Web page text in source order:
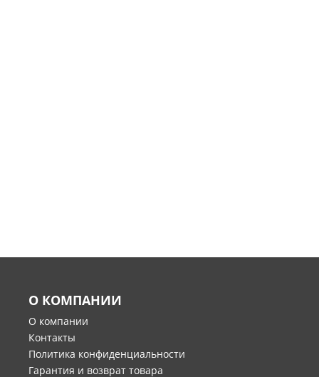
О КОМПАНИИ
О компании
Контакты
Политика конфиденциальности
Гарантия и возврат товара